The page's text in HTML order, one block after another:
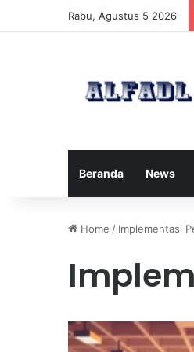
Rabu, Agustus 5 2026
Beranda News
Home / Implementasi